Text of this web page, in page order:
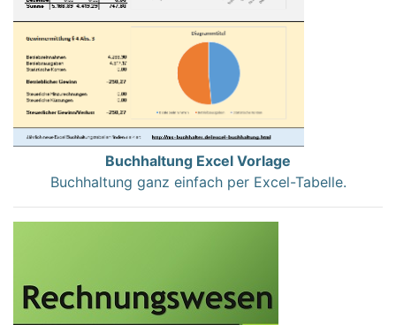
Buchhaltung Excel Vorlage
Buchhaltung ganz einfach per Excel-Tabelle.